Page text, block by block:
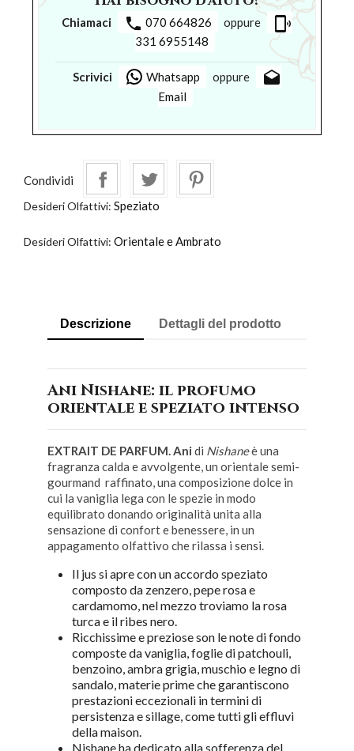
Chiamaci phone 070 664826 oppure phonelink_ring
331 6955148
Scrivici Whatsapp oppure drafts
Email
Condividi
Desideri Olfattivi: Speziato
Desideri Olfattivi: Orientale e Ambrato
Descrizione Dettagli del prodotto
Ani Nishane: il profumo
orientale e speziato intenso
EXTRAIT DE PARFUM. Ani di Nishaneè una
fragranza calda e avvolgente, un orientale semi-
gourmand raffinato, una composizione dolce in
cui la vaniglia lega con le spezie in modo
equilibrato donando originalità unita alla
sensazione di confort e benessere, in un
appagamento olfattivo che rilassa i sensi.
Il jus si apre con un accordo speziato
composto da zenzero, pepe rosa e
cardamomo, nel mezzo troviamo la rosa
turca e il ribes nero.
Ricchissime e preziose son le note di fondo
composte da vaniglia, foglie di patchouli,
benzoino, ambra grigia, muschio e legno di
sandalo, materie prime che garantiscono
prestazioni eccezionali in termini di
persistenza e sillage, come tutti gli effluvi
della maison.
Nishane ha dedicato alla sofferenza del